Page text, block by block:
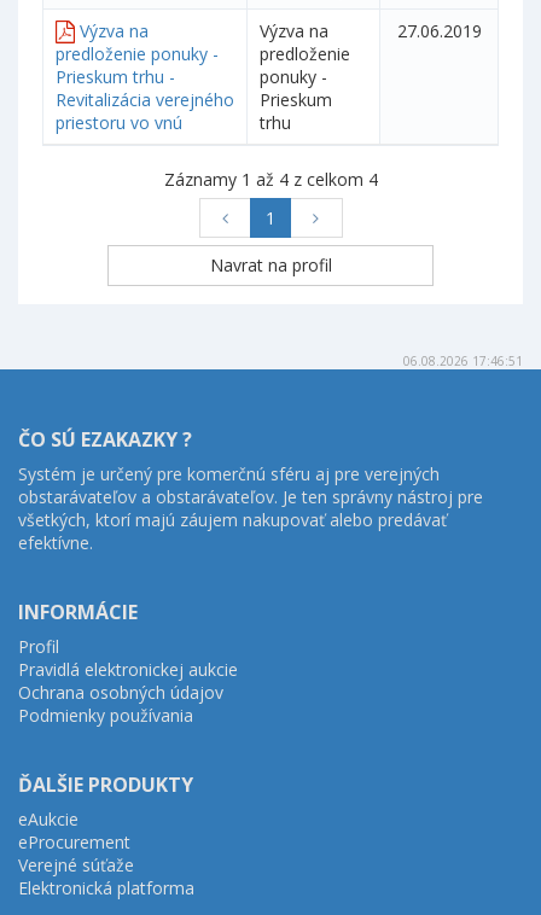
Výzva na
predloženie ponuky -
Prieskum trhu -
Revitalizácia verejného
priestoru vo vnú
Výzva na
predloženie
ponuky -
Prieskum
trhu
27.06.2019
Záznamy 1 až 4 z celkom 4
1
06.08.2026 17:46:51
ČO SÚ EZAKAZKY ?
Systém je určený pre komerčnú sféru aj pre verejných
obstarávateľov a obstarávateľov. Je ten správny nástroj pre
všetkých, ktorí majú záujem nakupovať alebo predávať
efektívne.
INFORMÁCIE
Profil
Pravidlá elektronickej aukcie
Ochrana osobných údajov
Podmienky používania
ĎALŠIE PRODUKTY
eAukcie
eProcurement
Verejné súťaže
Elektronická platforma